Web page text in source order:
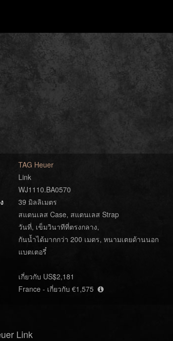
TAG Heuer
Link
WJ1110.BA0570
39 มิลลิเมตร
สแตนเลส Case, สแตนเลส Strap
วันที่, เข็มวินาทีที่ตรงกลาง,
กันน้ำได้มากกว่า 200 เมตร, หนามเตยด้านนอก
แบตเตอรี๋
เกี่ยวกับ US$2,181
France - เกี่ยวกับ €1,575
Link